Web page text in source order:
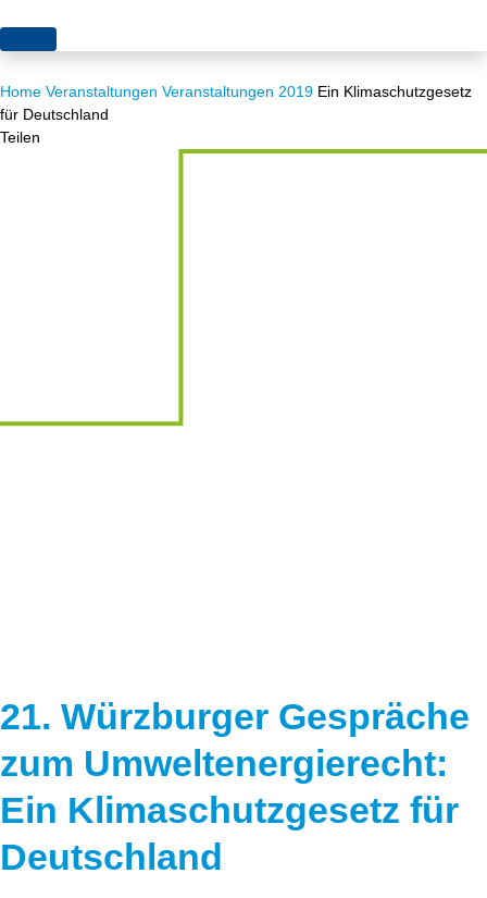
Themen
Akzeptanz
Europa
Projekte
Publikationen
Schriften zum Umweltenergierecht
Home Veranstaltungen Veranstaltungen 2019 Ein Klimaschutzgesetz
für Deutschland
Teilen
21. Würzburger Gespräche
zum Umweltenergierecht:
Ein Klimaschutzgesetz für
Deutschland